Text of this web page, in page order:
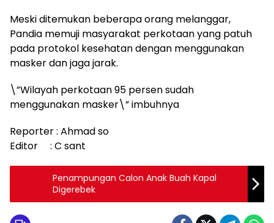
Meski ditemukan beberapa orang melanggar,
Pandia memuji masyarakat perkotaan yang patuh
pada protokol kesehatan dengan menggunakan
masker dan jaga jarak.
\”Wilayah perkotaan 95 persen sudah
menggunakan masker\” imbuhnya
Reporter : Ahmad so
Editor : C sant
Penampungan Calon Anak Buah Kapal
Digerebek